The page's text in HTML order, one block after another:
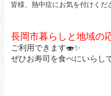
皆様、熱中症にお気を付けくだ
長岡市暮らしと地域の
ご利用できます🍣✨
ぜひお寿司を食べにいらし